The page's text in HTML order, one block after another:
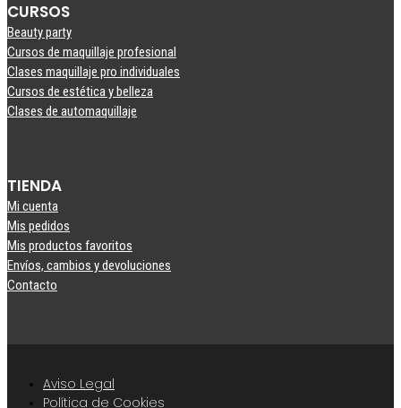
CURSOS
Beauty party
Cursos de maquillaje profesional
Clases maquillaje pro individuales
Cursos de estética y belleza
Clases de automaquillaje
TIENDA
Mi cuenta
Mis pedidos
Mis productos favoritos
Envíos, cambios y devoluciones
Contacto
Aviso Legal
Política de Cookies